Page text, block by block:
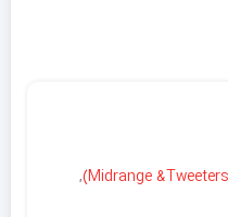
,